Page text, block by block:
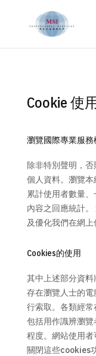
Cookie 使
瀏覽國際專業服
除非特別聲明，
個人資料。瀏覽
累計使用者數量
內容之回應統計
及優化我們在網上
Cookies的使用
其中上述部分資
存在瀏覽人士的
行索取。各類經
包括用作識辨瀏
程度。網站使用者
關閉這些cookies